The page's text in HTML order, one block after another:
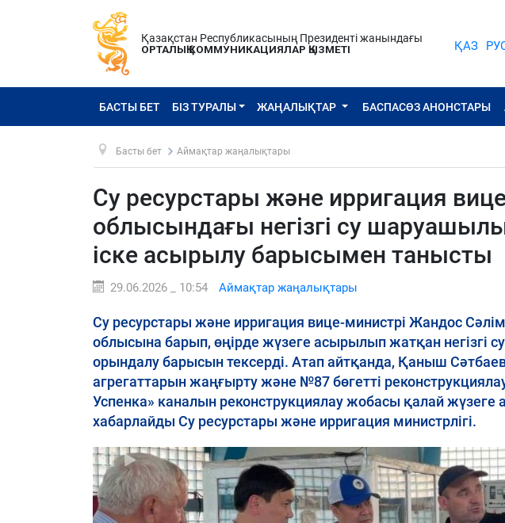
Қазақстан Республикасының Президенті жанындағы
ОРТАЛЫҚ КОММУНИКАЦИЯЛАР ҚЫЗМЕТІ
ҚАЗ
БАСТЫ БЕТ БІЗ ТУРАЛЫ ЖАҢАЛЫҚТАР БАСПАСӨЗ АНОНСТАРЫ
Басты бет Аймақтар жаңалықтары
Су ресурстары және ирригация
облысындағы негізгі су
іске асырылу барысымен танысты
29.06.2026 _ 10:54 Аймақтар жаңалықтары
Су ресурстары және ирригация вице-министрі Жандос
облысына барып, өңірде жүзеге асырылып жатқан
орындалу барысын тексерді. Атап айтқанда, Қаныш
агрегаттарын жаңғырту және №87 бөгетті
Успенка» каналын реконструкциялау жобасы қалай
хабарлайды Су ресурстары және ирригация министрлігі.